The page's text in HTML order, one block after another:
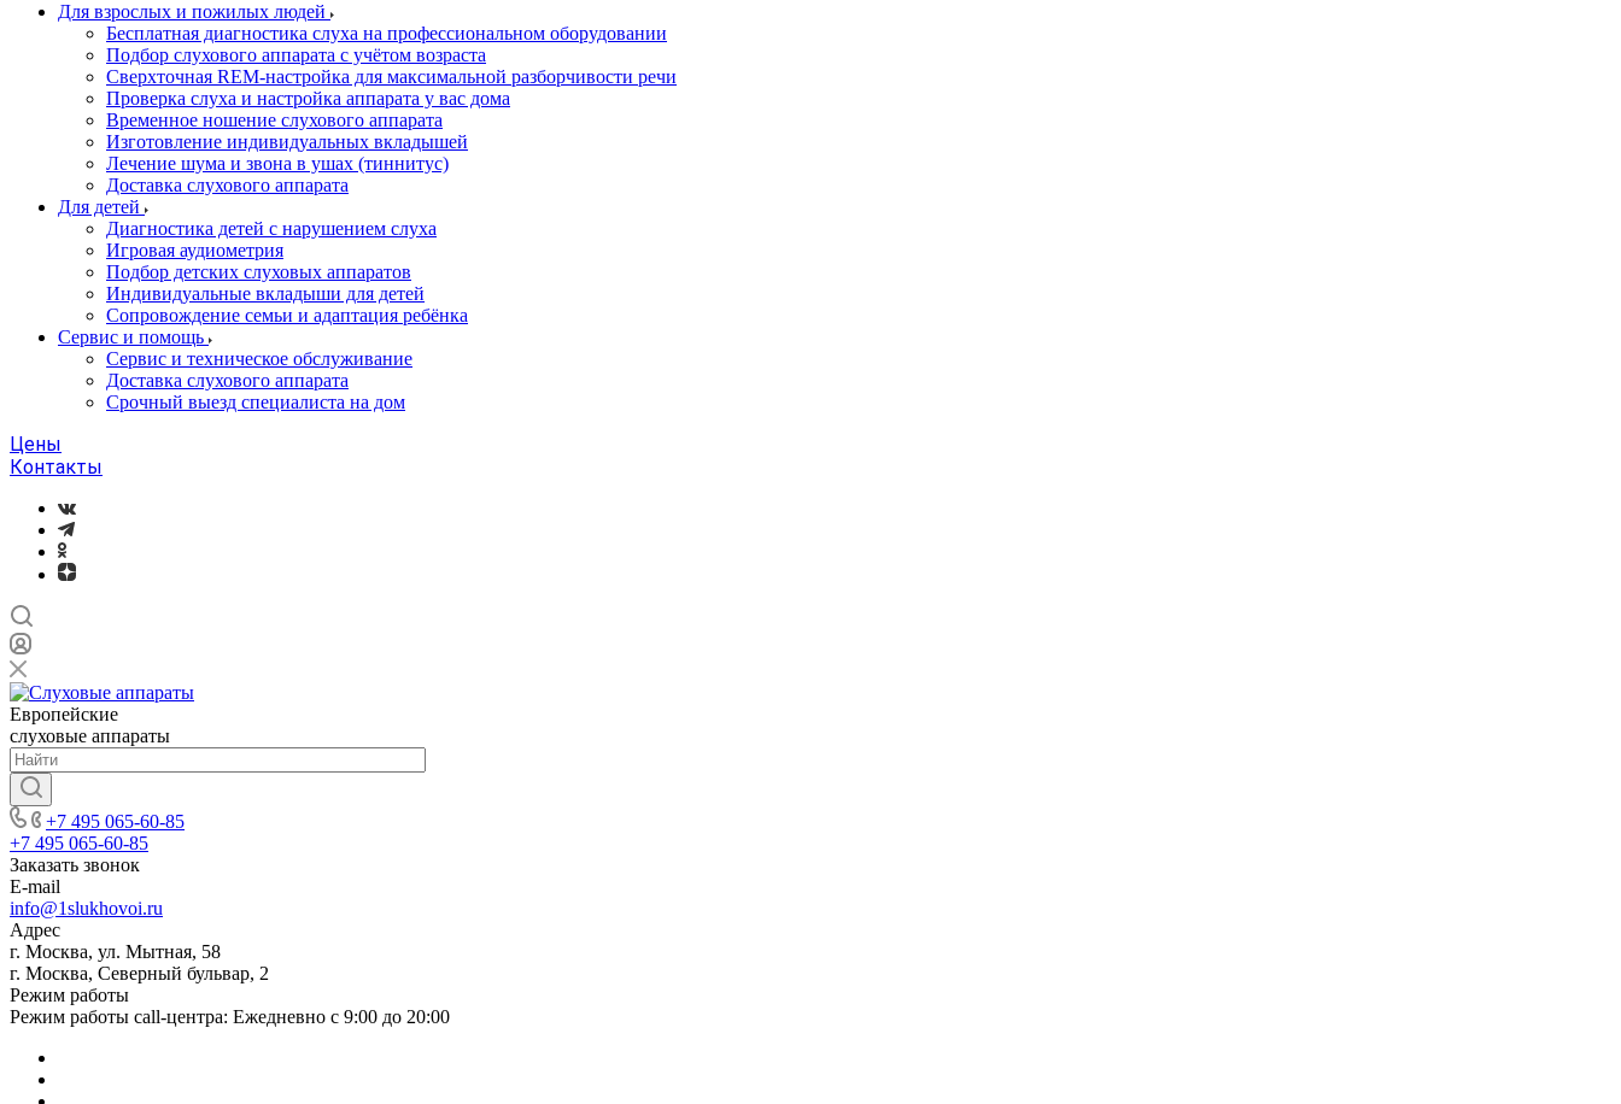
Для взрослых и пожилых людей
Бесплатная диагностика слуха на профессиональном оборудовании
Подбор слухового аппарата с учётом возраста
Сверхточная REM-настройка для максимальной разборчивости речи
Проверка слуха и настройка аппарата у вас дома
Временное ношение слухового аппарата
Изготовление индивидуальных вкладышей
Лечение шума и звона в ушах (тиннитус)
Доставка слухового аппарата
Для детей
Диагностика детей с нарушением слуха
Игровая аудиометрия
Подбор детских слуховых аппаратов
Индивидуальные вкладыши для детей
Сопровождение семьи и адаптация ребёнка
Сервис и помощь
Сервис и техническое обслуживание
Доставка слухового аппарата
Срочный выезд специалиста на дом
Цены
Контакты
Европейские
слуховые аппараты
+7 495 065-60-85
+7 495 065-60-85
Заказать звонок
E-mail
info@1slukhovoi.ru
Адрес
г. Москва, ул. Мытная, 58
г. Москва, Северный бульвар, 2
Режим работы
Режим работы call-центра: Ежедневно с 9:00 до 20:00